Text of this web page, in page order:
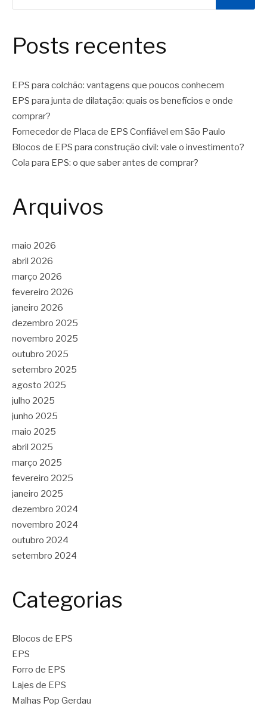
Posts recentes
EPS para colchão: vantagens que poucos conhecem
EPS para junta de dilatação: quais os benefícios e onde
comprar?
Fornecedor de Placa de EPS Confiável em São Paulo
Blocos de EPS para construção civil: vale o investimento?
Cola para EPS: o que saber antes de comprar?
Arquivos
maio 2026
abril 2026
março 2026
fevereiro 2026
janeiro 2026
dezembro 2025
novembro 2025
outubro 2025
setembro 2025
agosto 2025
julho 2025
junho 2025
maio 2025
abril 2025
março 2025
fevereiro 2025
janeiro 2025
dezembro 2024
novembro 2024
outubro 2024
setembro 2024
Categorias
Blocos de EPS
EPS
Forro de EPS
Lajes de EPS
Malhas Pop Gerdau